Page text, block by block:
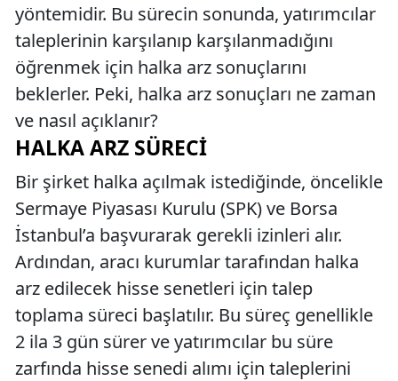
yöntemidir. Bu sürecin sonunda, yatırımcılar
taleplerinin karşılanıp karşılanmadığını
öğrenmek için halka arz sonuçlarını
beklerler. Peki, halka arz sonuçları ne zaman
ve nasıl açıklanır?
HALKA ARZ SÜRECI
Bir şirket halka açılmak istediğinde, öncelikle
Sermaye Piyasası Kurulu (SPK) ve Borsa
İstanbul’a başvurarak gerekli izinleri alır.
Ardından, aracı kurumlar tarafından halka
arz edilecek hisse senetleri için talep
toplama süreci başlatılır. Bu süreç genellikle
2 ila 3 gün sürer ve yatırımcılar bu süre
zarfında hisse senedi alımı için taleplerini